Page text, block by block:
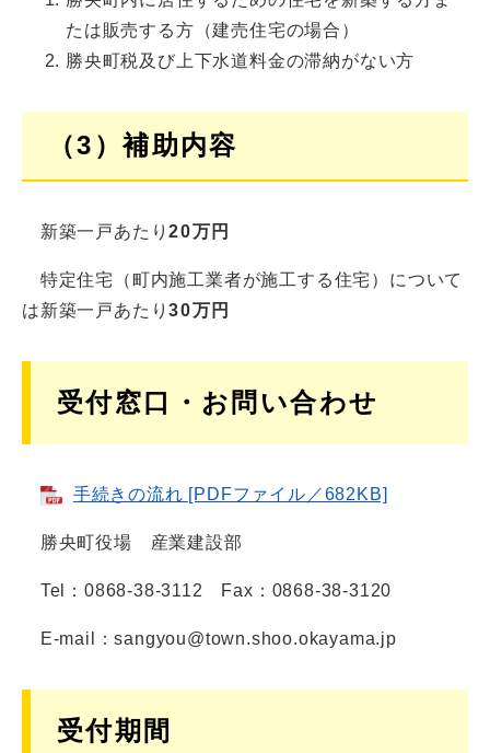
たは販売する方（建売住宅の場合）
勝央町税及び上下水道料金の滞納がない方
（3）補助内容
新築一戸あたり20万円
特定住宅（町内施工業者が施工する住宅）について
は新築一戸あたり30万円
受付窓口・お問い合わせ
手続きの流れ [PDFファイル／682KB]
勝央町役場 産業建設部
Tel：0868-38-3112 Fax：0868-38-3120
E-mail：sangyou@town.shoo.okayama.jp
受付期間